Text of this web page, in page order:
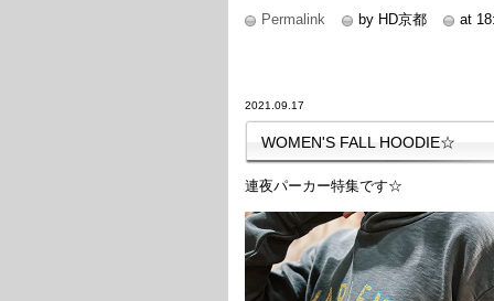
Permalink by HD京都 at
2021.09.17
WOMEN'S FALL HOODIE☆
連夜パーカー特集です☆